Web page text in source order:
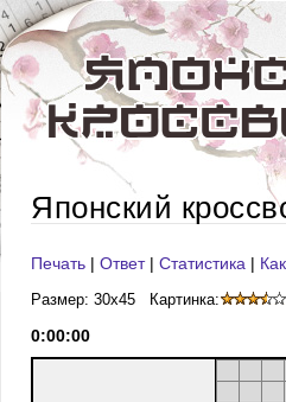
Японский
Печать | Ответ| Статистика |
Размер: 30x45 Картинка:
0:00:00